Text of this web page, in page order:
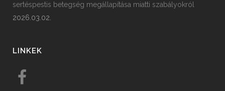
sertéspestis betegség megállapítása miatti szabályokról
2026.03.02.
LINKEK